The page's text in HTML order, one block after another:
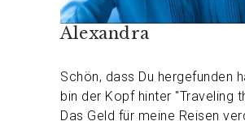
Alexandra
Schön, dass Du hergefunden
bin der Kopf hinter "Traveling
Das Geld für meine Reisen